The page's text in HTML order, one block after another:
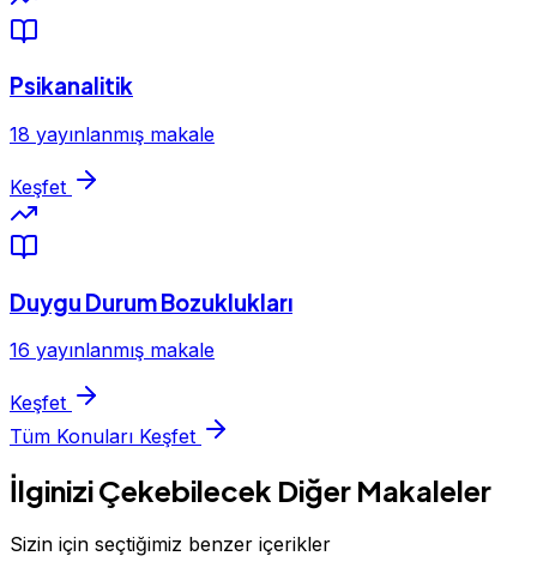
Psikanalitik
18 yayınlanmış makale
Keşfet
Duygu Durum Bozuklukları
16 yayınlanmış makale
Keşfet
Tüm Konuları Keşfet
İlginizi Çekebilecek Diğer Makaleler
Sizin için seçtiğimiz benzer içerikler